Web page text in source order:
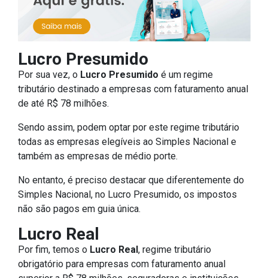
Lucro Presumido
Por sua vez, o Lucro Presumido é um regime
tributário destinado a empresas com faturamento anual
de até R$ 78 milhões.
Sendo assim, podem optar por este regime tributário
todas as empresas elegíveis ao Simples Nacional e
também as empresas de médio porte.
No entanto, é preciso destacar que diferentemente do
Simples Nacional, no Lucro Presumido, os impostos
não são pagos em guia única.
Lucro Real
Por fim, temos o Lucro Real, regime tributário
obrigatório para empresas com faturamento anual